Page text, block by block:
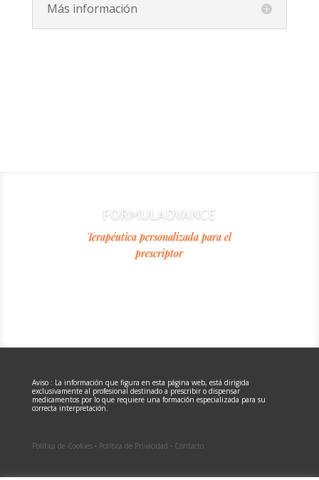
Más información
FORMULADVANCE
Terapéutica personalizada para el
prescriptor
Aviso : La información que figura en esta página web, está dirigida
exclusivamente al profesional destinado a prescribir o dispensar
medicamentos por lo que requiere una formación especializada para su
correcta interpretación.
Política de Cookies· Política de Privacidad · Contacto